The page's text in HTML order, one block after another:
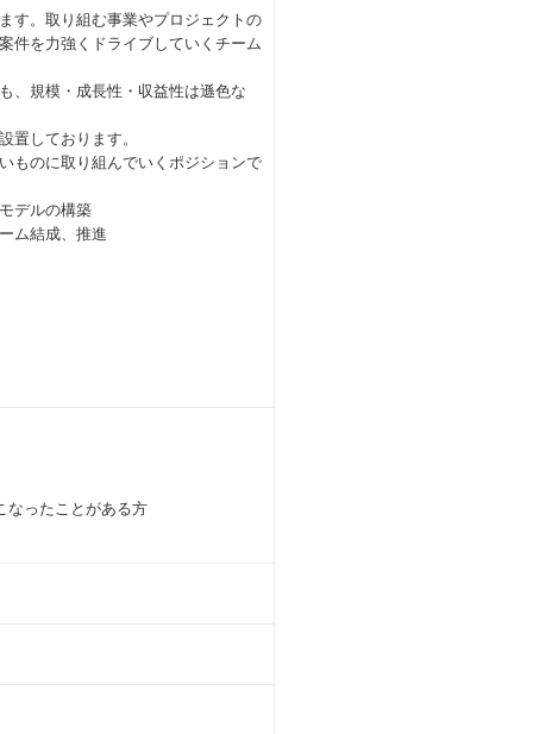
。取り組む事業やプロジェクトの
件を力強くドライブしていくチーム
、規模・成長性・収益性は遜色な
置しております。
ものに取り組んでいくポジションで
デルの構築
ム結成、推進
なったことがある方